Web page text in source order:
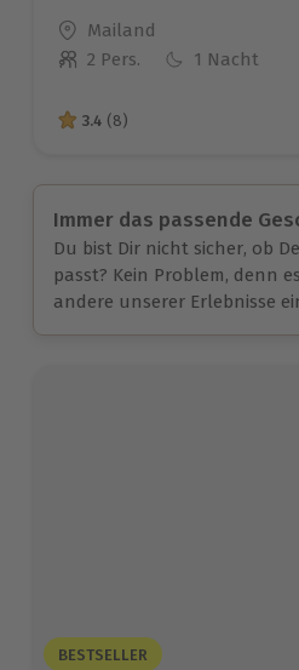
Standort
Mailand
Anzahl der Teilnehmer
2 Pers. 1 Nacht
3.4 von 5 Sternen basierend
3.4 (8)
Immer das passende
Du bist Dir nicht sicher, ob
passt? Kein Problem, denn
andere unserer Erlebnisse
BESTSELLER